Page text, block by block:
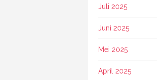
Juli 2025
Juni 2025
Mei 2025
April 2025